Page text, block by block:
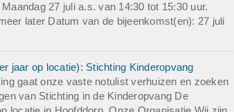
27 juli a.s. van 14:30 tot 15:30 uur.
later Datum van de bijeenkomst(en): 27 juli
jaar op locatie): Stichting Kinderopvang
gaat onze vaste notulist verhuizen en zoeken
van Stichting in de Kinderopvang De